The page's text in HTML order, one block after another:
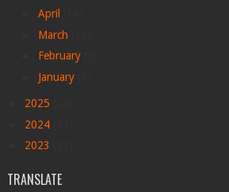
April
March
February
January
2025
2024
2023
TRANSLATE